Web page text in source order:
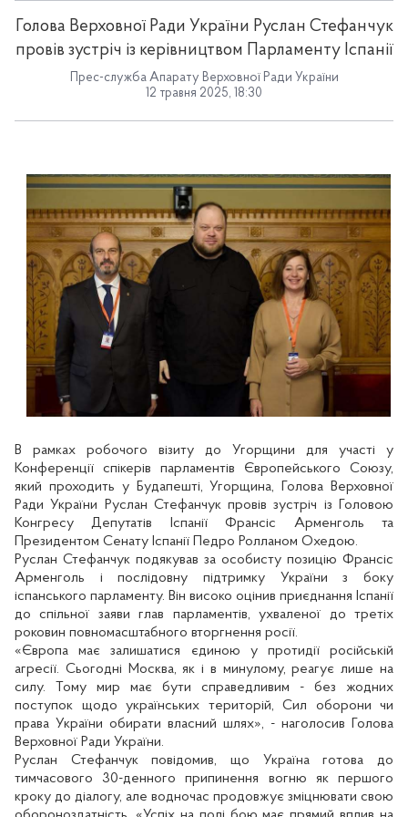
Голова Верховної Ради України Руслан Стефанчук
провів зустріч із керівництвом Парламенту Іспанії
Прес-служба Апарату Верховної Ради України
12 травня 2025, 18:30
В рамках робочого візиту до Угорщини для участі у
Конференції спікерів парламентів Європейського Союзу,
який проходить у Будапешті, Угорщина, Голова Верховної
Ради України Руслан Стефанчук провів зустріч із Головою
Конгресу Депутатів Іспанії Франсіс Арменголь та
Президентом Сенату Іспанії Педро Ролланом Охедою.
Руслан Стефанчук подякував за особисту позицію Франсіс
Арменголь і послідовну підтримку України з боку
іспанського парламенту. Він високо оцінив приєднання Іспанії
до спільної заяви глав парламентів, ухваленої до третіх
роковин повномасштабного вторгнення росії.
«Європа має залишатися єдиною у протидії російській
агресії. Сьогодні Москва, як і в минулому, реагує лише на
силу. Тому мир має бути справедливим - без жодних
поступок щодо українських територій, Сил оборони чи
права України обирати власний шлях», - наголосив Голова
Верховної Ради України.
Руслан Стефанчук повідомив, що Україна готова до
тимчасового 30-денного припинення вогню як першого
кроку до діалогу, але водночас продовжує зміцнювати свою